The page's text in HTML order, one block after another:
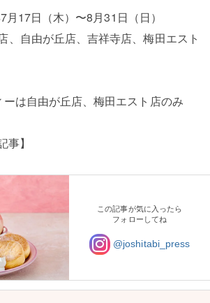
17日（木）〜8月31日（日）
、自由が丘店、吉祥寺店、梅田エスト
は自由が丘店、梅田エスト店のみ
事】
この記事が気に入ったら
フォローしてね
@joshitabi_press